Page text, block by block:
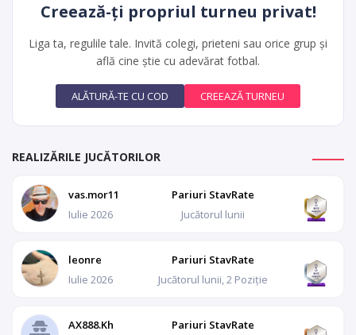
Creează-ți propriul turneu privat!
Liga ta, regulile tale. Invită colegi, prieteni sau orice grup și
află cine știe cu adevărat fotbal.
REALIZĂRILE JUCĂTORILOR
vas.mor11
Iulie 2026
Pariuri StavRate
Jucătorul lunii
leonre
Iulie 2026
Pariuri StavRate
Jucătorul lunii, 2 Poziție
AX888.Kh Pariuri StavRate